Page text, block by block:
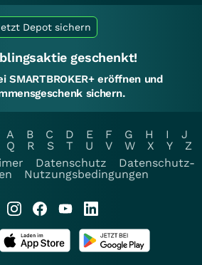
Depot sichern
geschenkt!
SMARTBROKER+ eröffnen und
sichern.
A B C D E F G H I
J
Q R S T U V W X Y
Z
Datenschutz
Datenschutz-
Nutzungsbedingungen